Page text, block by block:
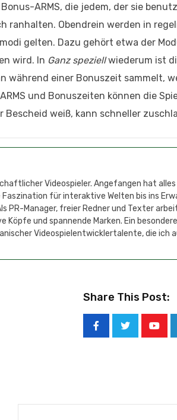
ARMS, die jedem, der sie
ranhalten. Obendrein werden in
gelten. Dazu gehört etwa der
wird. In Ganz speziellwiederum ist
während einer Bonuszeit sammelt,
und Bonuszeiten können die
weiß, kann schneller
Videospieler. Angefangen hat
für interaktive Welten bis ins
Manager, freier Redner und Texter
Köpfe und spannende Marken. Ein
Videospielentwicklertalente, die ich
Share This Post: